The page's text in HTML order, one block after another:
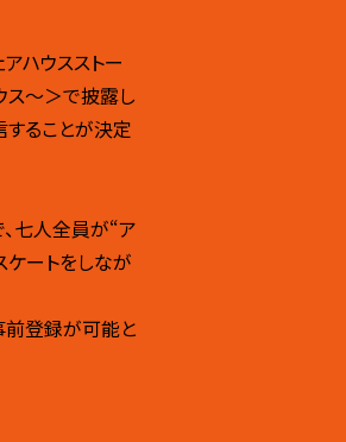
ハウスストー
ス～＞で披露し
することが決定
、七人全員が“ア
ケートをしなが
前登録が可能と